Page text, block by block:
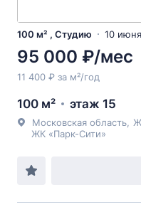
100 м² , Студию 10
95 000 ₽/мес
11 400 ₽ за м²/год
100 м² этаж 15
Московская область
ЖК «Парк-Сити»